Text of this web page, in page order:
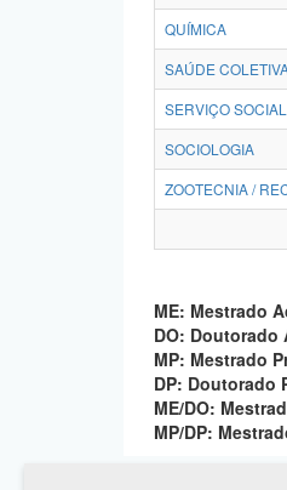
QUÍMICA
SAÚDE
SERVIÇO SOCIAL
SOCIOLOGIA
ZOOTECNIA /
ME: Mestrado
DO:
MP: Mestrado
DP: Doutorado
ME/DO:
MP/DP: